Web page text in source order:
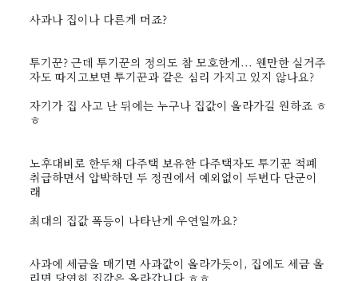
사과나 집이나 다른게 머죠?
투기꾼? 근데 투기꾼의 정의도 참 모호한게... 웬만한 실거주
자도 따지고보면 투기꾼과 같은 심리 가지고 있지 않나요?
자기가 집 사고 난 뒤에는 누구나 집값이 올라가길 원하죠 ㅎ
ㅎ
노후대비로 한두채 다주택 보유한 다주택자도 투기꾼 적폐
취급하면서 압박하던 두 정권에서 예외없이 두번다 단군이
래
최대의 집값 폭등이 나타난게 우연일까요?
사과에 세금을 매기면 사과값이 올라가듯이, 집에도 세금 올
리면 당연히 집값은 올라갑니다 ㅎㅎ